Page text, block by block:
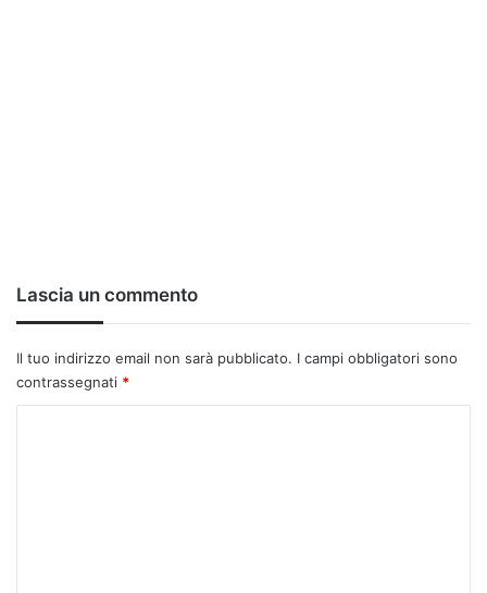
Lascia un commento
Il tuo indirizzo email non sarà pubblicato. I campi obbligatori sono
contrassegnati *